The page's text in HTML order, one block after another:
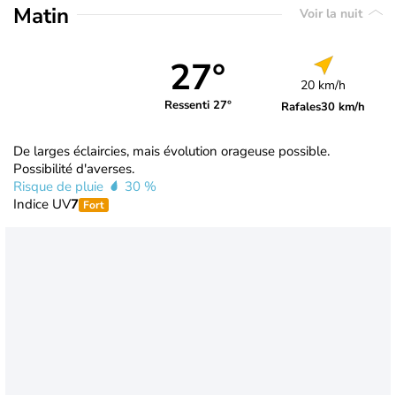
Matin Voir la nuit
27°
Ressenti 27°
20 km/h
Rafales30 km/h
De larges éclaircies, mais évolution orageuse possible.
Possibilité d'averses.
Risque de pluie
30 %
Indice UV7 Fort